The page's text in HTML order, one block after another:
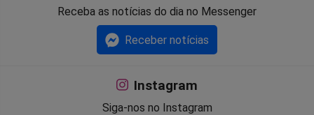
Receba as notícias do dia no Messenger
Receber notícias
Instagram
Siga-nos no Instagram